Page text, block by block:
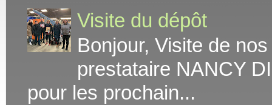
Visite du dépôt
Bonjour, Visite de
prestataire NANCY
pour les prochain...